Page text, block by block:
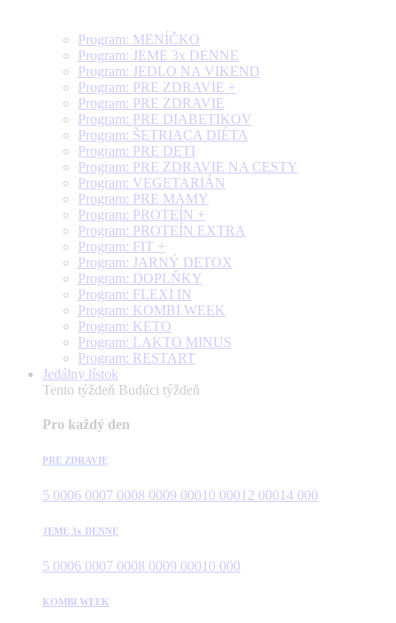
Program: MENÍČKO
Program: JEME 3x DENNE
Program: JEDLO NA VIKEND
Program: PRE ZDRAVIE +
Program: PRE ZDRAVIE
Program: PRE DIABETIKOV
Program: ŠETRIACA DIÉTA
Program: PRE DETI
Program: PRE ZDRAVIE NA CESTY
Program: VEGETARIÁN
Program: PRE MAMY
Program: PROTEÍN +
Program: PROTEÍN EXTRA
Program: FIT +
Program: JARNÝ DETOX
Program: DOPLŇKY
Program: FLEXI IN
Program: KOMBI WEEK
Program: KETO
Program: LAKTO MINUS
Program: RESTART
Jedálny lístok
Tento týždeň Budúci týždeň
Pro každý den
PRE ZDRAVIE
5 0006 0007 0008 0009 00010 00012 00014 000
JEME 3x DENNE
5 0006 0007 0008 0009 00010 000
KOMBI WEEK